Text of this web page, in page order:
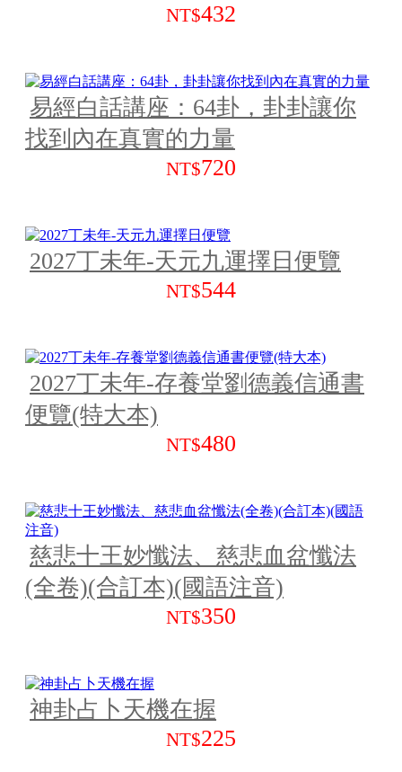
NT$432
易經白話講座：64卦，卦卦讓你
找到內在真實的力量
NT$720
2027丁未年-天元九運擇日便覽
NT$544
2027丁未年-存養堂劉德義信通書
便覽(特大本)
NT$480
慈悲十王妙懺法、慈悲血盆懺法
(全卷)(合訂本)(國語注音)
NT$350
神卦占卜天機在握
NT$225